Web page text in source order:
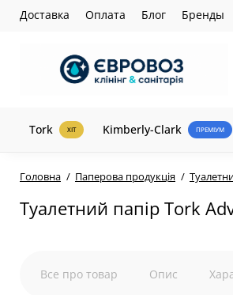
Доставка Оплата Блог Бренды
Tork ХІТ Kimberly-Clark ПРЕМІУМ
Головна Паперова продукція
Туалетний папір Tork
Все про товар Опис